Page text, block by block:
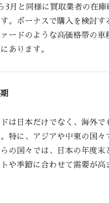
3月と同様に買取業者の在庫
。ボーナスで購入を検討す
ードのような高価格帯の車
あります。
は日本だけでなく、海外で
特に、アジアや中東の国々
の国々では、日本の年度末
や季節に合わせて需要が高